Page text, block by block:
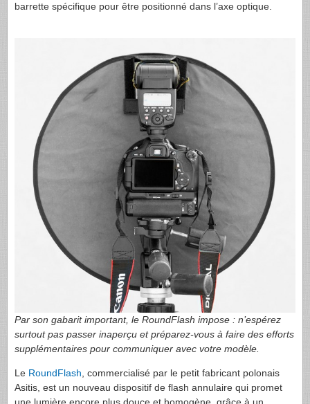
barrette spécifique pour être positionné dans l’axe optique.
Par son gabarit important, le RoundFlash impose : n’espérez
surtout pas passer inaperçu et préparez-vous à faire des efforts
supplémentaires pour communiquer avec votre modèle.
Le RoundFlash , commercialisé par le petit fabricant polonais
Asitis, est un nouveau dispositif de flash annulaire qui promet
une lumière encore plus douce et homogène, grâce à un